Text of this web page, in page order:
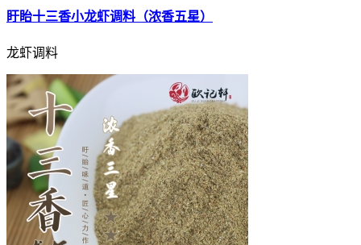
盱眙十三香小龙虾调料（浓香五星）
龙虾调料